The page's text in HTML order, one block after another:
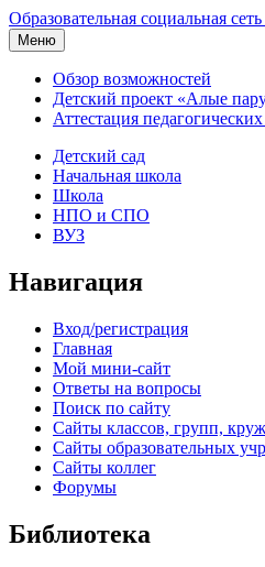
Образовательная социальная сеть
Меню
Обзор возможностей
Детский проект «Алые
Аттестация
Детский сад
Начальная школа
Школа
НПО и СПО
ВУЗ
Навигация
Вход/регистрация
Главная
Мой мини-сайт
Ответы на вопросы
Поиск по сайту
Сайты классов, групп,
Сайты образовательных
Сайты коллег
Форумы
Библиотека